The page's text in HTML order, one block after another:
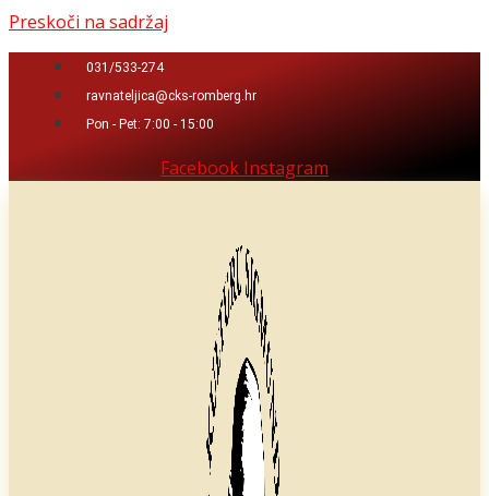
Preskoči na sadržaj
031/533-274
ravnateljica@cks-romberg.hr
Pon - Pet: 7:00 - 15:00
Facebook Instagram